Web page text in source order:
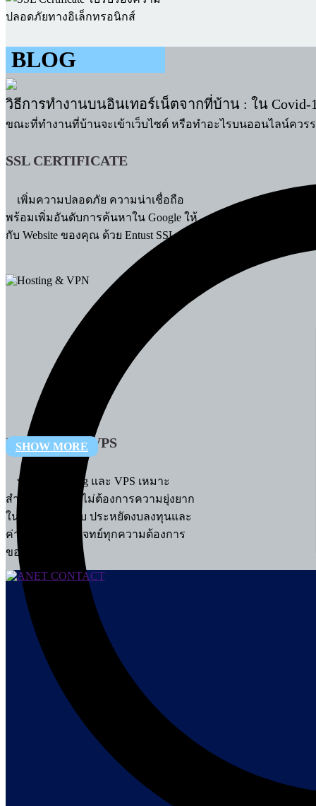
SSL CERTIFICATE
เพิ่มความปลอดภัย ความน่าเชื่อถือ
พร้อมเพิ่มอันดับการค้นหาใน Google ให้
กับ Website ของคุณ ด้วย Entust SSL
HOSTING & VPS
บริการ Hosting และ VPS เหมาะ
สำหรับองค์กรที่ไม่ต้องการความยุ่งยาก
ในการดูแลระบบ ประหยัดงบลงทุนและ
ค่าใช้จ่าย ตอบโจทย์ทุกความต้องการ
ของธุรกิจ
BLOG
วิธีการทำงานบนอินเทอร์เน็ตจากที่บ้าน : ใน Covid-
ขณะที่ทำงานที่บ้านจะเข้าเว็บไซต์ หรือทำอะไรบนออนไลน์ควร
SHOW MORE